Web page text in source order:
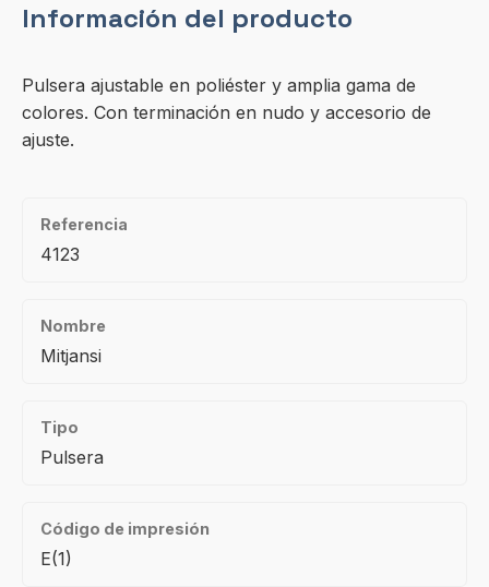
Información del producto
Pulsera ajustable en poliéster y amplia gama de
colores. Con terminación en nudo y accesorio de
ajuste.
Referencia
4123
Nombre
Mitjansi
Tipo
Pulsera
Código de impresión
E(1)